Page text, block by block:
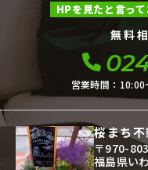
HPを見たと言っ
無料
営業時間：
桜まち不
〒970-
福島県い